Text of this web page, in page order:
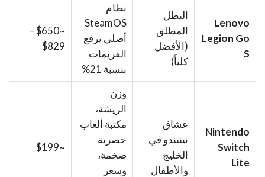
Lenovo
Legion Go
S
البطل
المطلق
(الأفضل
كلياً)
نظام
SteamOS
أصلي يرفع
الفريمات
بنسبة 21%
~$650 –
$829
Nintendo
Switch
Lite
عشاق
نينتندو في
الخليج
والأطفال
وزن
الريشة،
مكتبة ألعاب
حصرية
ضخمة،
وسعر
~$199